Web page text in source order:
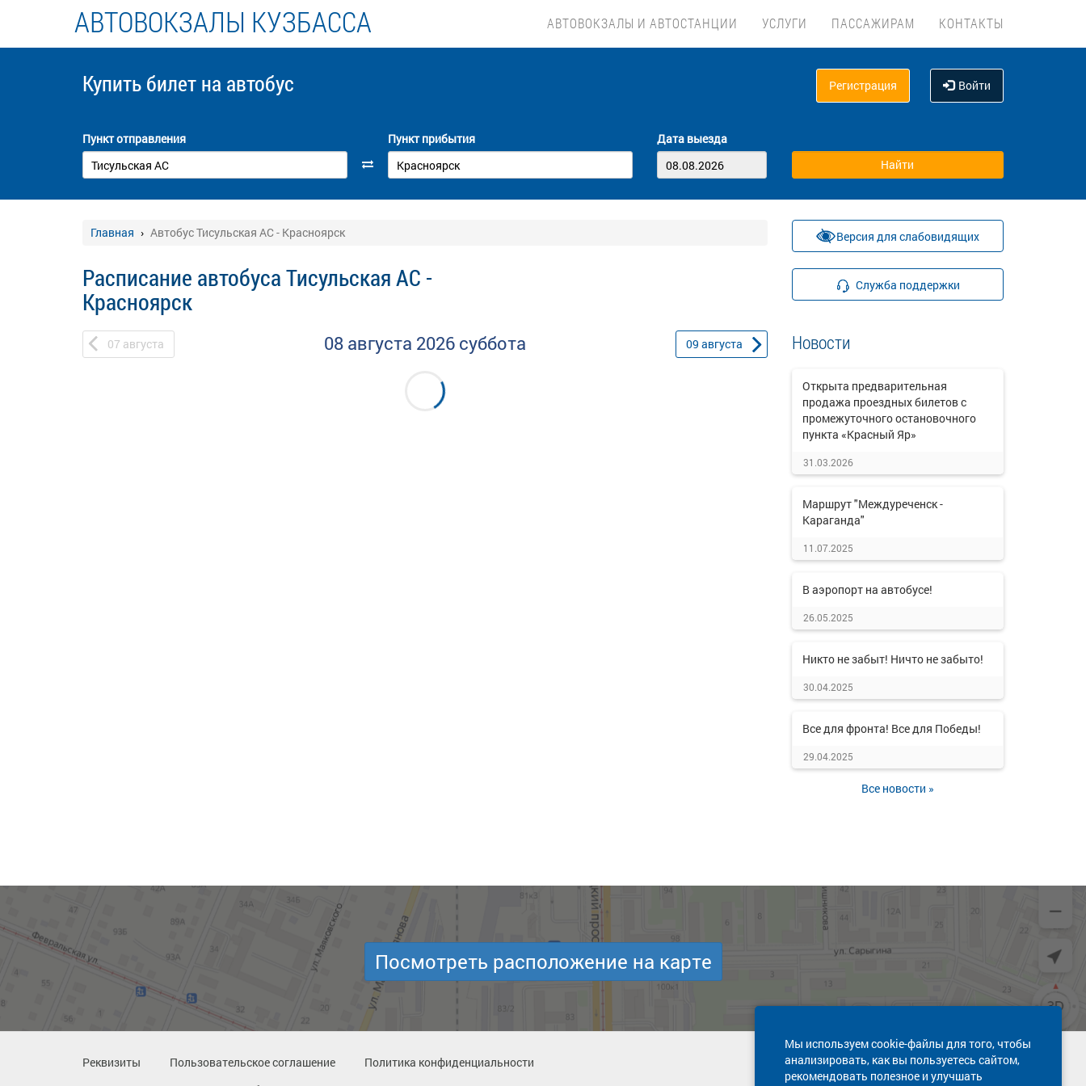
АВТОВОКЗАЛЫ КУЗБАССА АВТОВОКЗАЛЫ И АВТОСТАНЦИИ УСЛУГИ ПАССАЖИРАМ КОНТАКТЫ
Купить билет на автобус Регистрация Войти
Пункт отправления Пункт прибытия Дата выезда
Главная Автобус Тисульская АС - Красноярск
Расписание автобуса Тисульская АС -
Красноярск
07 августа 08 августа 2026 суббота 09 августа
Версия для слабовидящих
Служба поддержки
Новости
Открыта предварительная
продажа проездных билетов с
промежуточного остановочного
пункта «Красный Яр»
31.03.2026
Маршрут "Междуреченск -
Караганда"
11.07.2025
В аэропорт на автобусе!
26.05.2025
Никто не забыт! Ничто не забыто!
30.04.2025
Все для фронта! Все для Победы!
29.04.2025
Все новости »
Мы используем cookie-файлы для того, чтобы
анализировать, как вы пользуетесь сайтом,
рекомендовать полезное и улучшать
Посмотреть расположение на карте
Реквизиты Пользовательское соглашение
Политика конфиденциальности
Техническая поддержка сайта